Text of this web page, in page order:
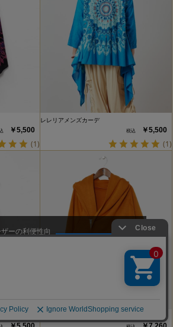
￥5,500
(1)
レレリアメンズカーデ
￥5,500
(1)
ーの利便性向